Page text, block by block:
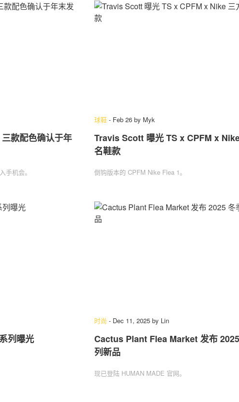
款配色确认于年
手机会。
球鞋 - Feb 26 by Myk
Travis Scott 曝光 TS x CPFM x
名鞋款
倒钩版本的 CPFM Nike Flea 1。
列曝光
时尚 - Dec 11, 2025 by Lin
Cactus Plant Flea Market 发布
列新品
现已登陆 HUMAN MADE 官网。